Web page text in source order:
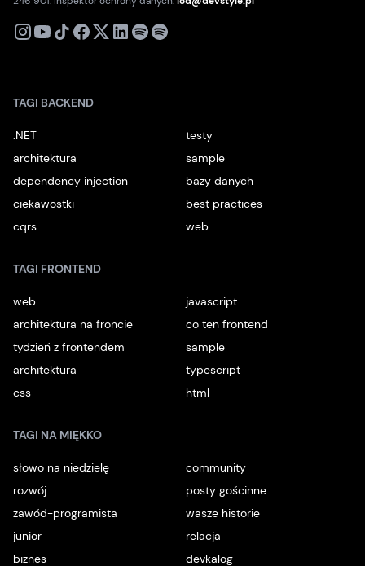
X
TAGI BACKEND
.NET
testy
architektura
sample
dependency injection
bazy danych
ciekawostki
best practices
cqrs
web
TAGI FRONTEND
web
javascript
architektura na froncie
co ten frontend
tydzień z frontendem
sample
architektura
typescript
css
html
TAGI NA MIĘKKO
słowo na niedzielę
community
rozwój
posty gościnne
zawód-programista
wasze historie
junior
relacja
biznes
devkalog